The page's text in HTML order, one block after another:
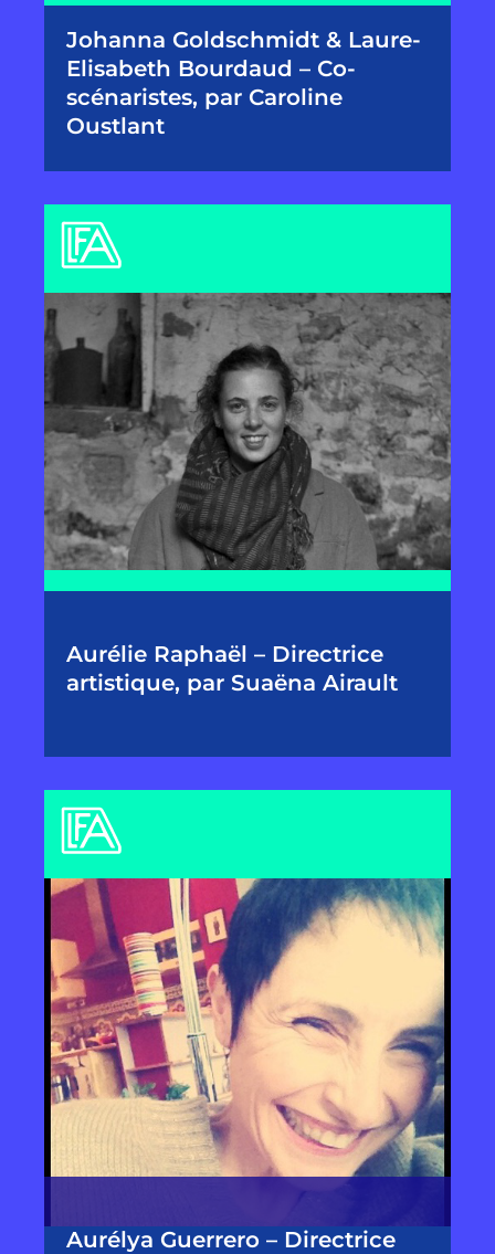
Johanna Goldschmidt & Laure-
Elisabeth Bourdaud – Co-
scénaristes, par Caroline
Oustlant
Aurélie Raphaël – Directrice
artistique, par Suaëna Airault
Aurélya Guerrero – Directrice